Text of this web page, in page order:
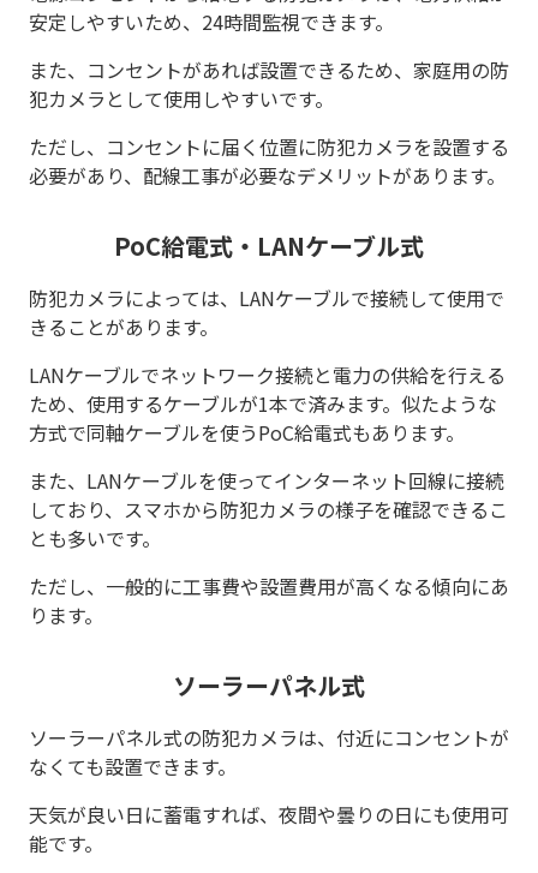
安定しやすいため、24時間監視できます。
また、コンセントがあれば設置できるため、家庭用の防
犯カメラとして使用しやすいです。
ただし、コンセントに届く位置に防犯カメラを設置する
必要があり、配線工事が必要なデメリットがあります。
PoC給電式・LANケーブル式
防犯カメラによっては、LANケーブルで接続して使用で
きることがあります。
LANケーブルでネットワーク接続と電力の供給を行える
ため、使用するケーブルが1本で済みます。似たような
方式で同軸ケーブルを使うPoC給電式もあります。
また、LANケーブルを使ってインターネット回線に接続
しており、スマホから防犯カメラの様子を確認できるこ
とも多いです。
ただし、一般的に工事費や設置費用が高くなる傾向にあ
ります。
ソーラーパネル式
ソーラーパネル式の防犯カメラは、付近にコンセントが
なくても設置できます。
天気が良い日に蓄電すれば、夜間や曇りの日にも使用可
能です。